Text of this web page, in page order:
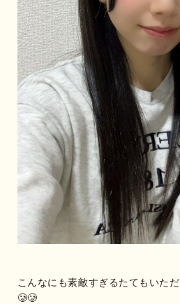
こんなにも素敵すぎるたてもいた
🥲🥲